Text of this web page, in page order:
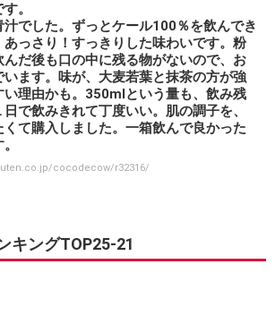
。
汁でした。ずっとケール100％を飲んでき
あっさり！すっきりした味わいです。粉
んだ後も口の中に残る物がないので、お
ます。味が、大麦若葉と抹茶の方が強
い理由かも。350mlという量も、飲み残
で飲みきれて丁度いい。肌の調子を、
て購入しました。一箱飲んで良かった
。
cocodecow/r32316/
キングTOP25-21